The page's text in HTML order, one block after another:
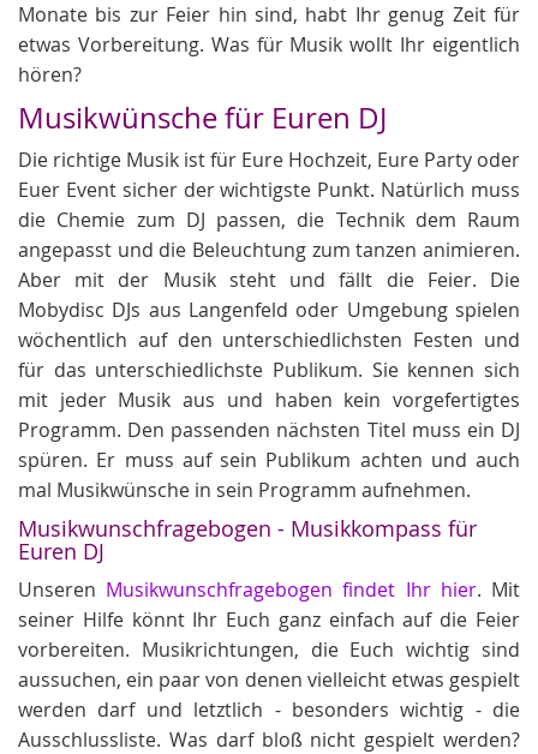
Monate bis zur Feier hin sind, habt Ihr genug Zeit für
etwas Vorbereitung. Was für Musik wollt Ihr eigentlich
hören?
Musikwünsche für Euren DJ
Die richtige Musik ist für Eure Hochzeit, Eure Party oder
Euer Event sicher der wichtigste Punkt. Natürlich muss
die Chemie zum DJ passen, die Technik dem Raum
angepasst und die Beleuchtung zum tanzen animieren.
Aber mit der Musik steht und fällt die Feier. Die
Mobydisc DJs aus Langenfeld oder Umgebung spielen
wöchentlich auf den unterschiedlichsten Festen und
für das unterschiedlichste Publikum. Sie kennen sich
mit jeder Musik aus und haben kein vorgefertigtes
Programm. Den passenden nächsten Titel muss ein DJ
spüren. Er muss auf sein Publikum achten und auch
mal Musikwünsche in sein Programm aufnehmen.
Musikwunschfragebogen - Musikkompass für
Euren DJ
Unseren Musikwunschfragebogen findet Ihr hier. Mit
seiner Hilfe könnt Ihr Euch ganz einfach auf die Feier
vorbereiten. Musikrichtungen, die Euch wichtig sind
aussuchen, ein paar von denen vielleicht etwas gespielt
werden darf und letztlich - besonders wichtig - die
Ausschlussliste. Was darf bloß nicht gespielt werden?